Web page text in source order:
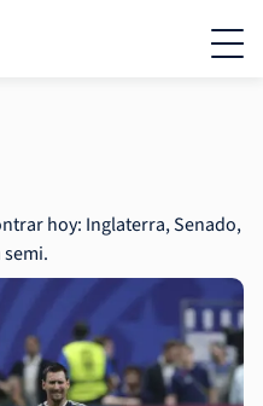
hoy: Inglaterra, Senado,